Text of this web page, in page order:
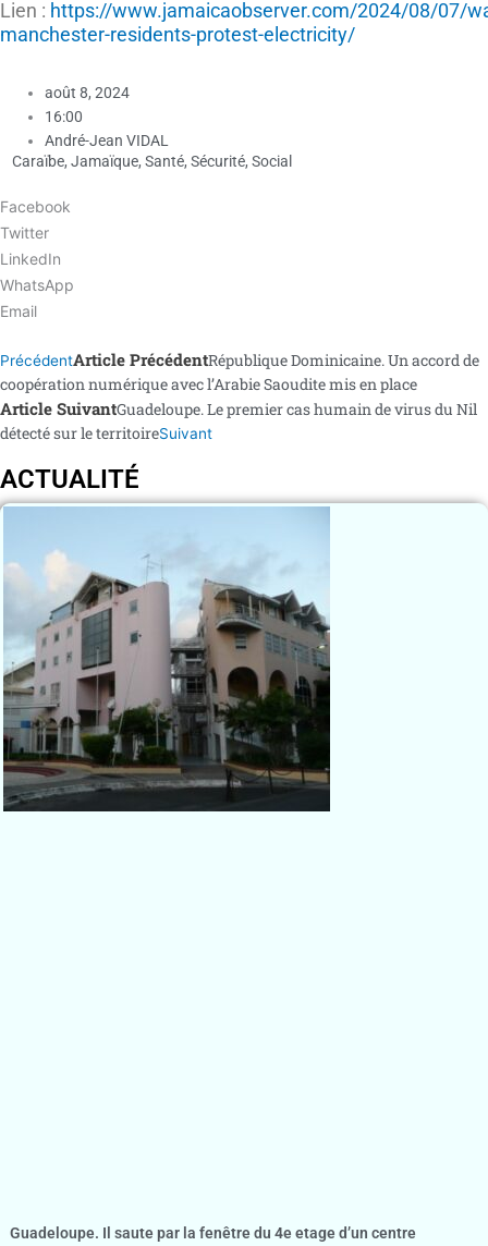
Lien : https://www.jamaicaobserver.com/2024/08/07/
manchester-residents-protest-electricity/
août 8, 2024
16:00
André-Jean VIDAL
Caraïbe, Jamaïque, Santé, Sécurité, Social
Facebook
Twitter
LinkedIn
WhatsApp
Email
PrécédentArticle PrécédentRépublique Dominicaine. Un accord de
coopération numérique avec l’Arabie Saoudite mis en place
Article SuivantGuadeloupe. Le premier cas humain de virus du Nil
détecté sur le territoireSuivant
ACTUALITÉ
Guadeloupe. Il saute par la fenêtre du 4e etage d’un centre